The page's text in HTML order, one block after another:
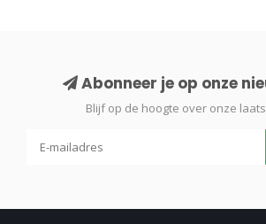
Abonneer je op onze
Blijf op de hoogte over onze